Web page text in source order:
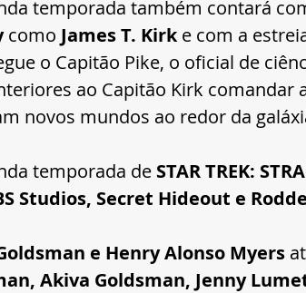
temporada também contará
como James T. Kirk e com a
o Capitão Pike, o oficial de
ao Capitão Kirk comandar
novos mundos ao redor da
temporada de STAR TREK:
Studios, Secret Hideout e
e Henry Alonso Myers
Akiva Goldsman, Jenny